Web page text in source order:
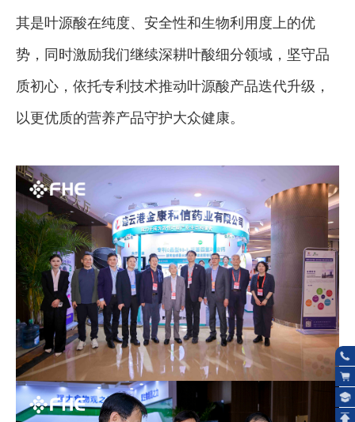
其是叶源酸在纯度、安全性和生物利用度上的优
势，同时激励我们继续深耕叶酸细分领域，坚守品
质初心，依托专利技术推动叶源酸产品迭代升级，
以更优质的营养产品守护大众健康。